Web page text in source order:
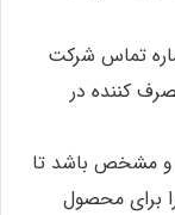
تماس شرکت
کننده در
مشخص باشد تا
محصول